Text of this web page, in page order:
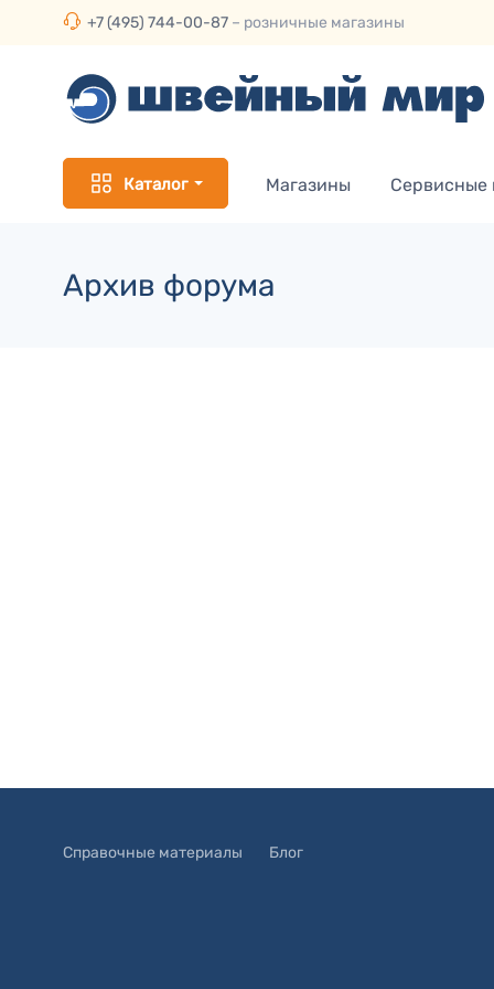
+7 (495) 744-00-87 – розничные магазины
Каталог Магазины Сервисные
Архив форума
Справочные материалы Блог